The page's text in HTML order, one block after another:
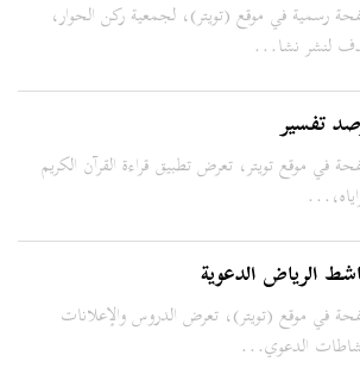
رسمية في موقع (تويتر)، لجمعية ركن الحوار،
لنشر نشا...
تفسير
في موقع تويتر، تعرض تطبيق قراءة القرآن الكريم
الرياض الدعوية
في موقع (تويتر)، تعرض الدروس والإعلانات
الدعوي...